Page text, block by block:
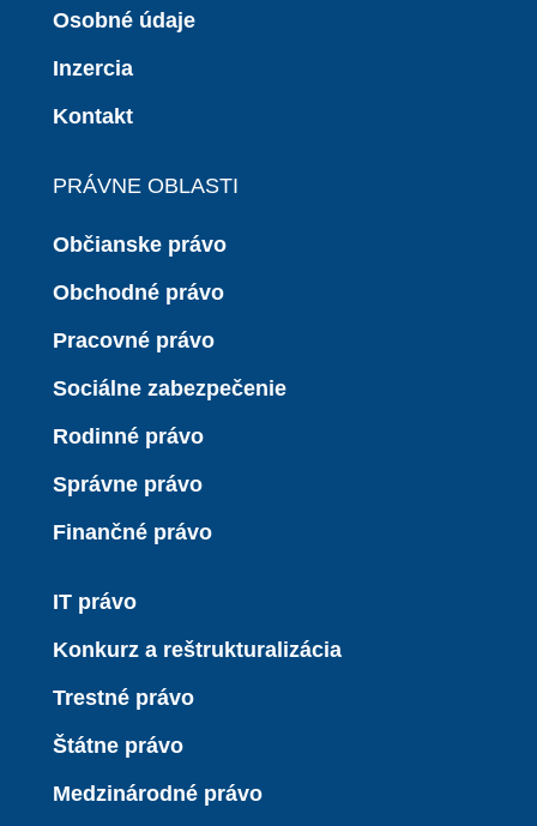
Osobné údaje
Inzercia
Kontakt
PRÁVNE OBLASTI
Občianske právo
Obchodné právo
Pracovné právo
Sociálne zabezpečenie
Rodinné právo
Správne právo
Finančné právo
IT právo
Konkurz a reštrukturalizácia
Trestné právo
Štátne právo
Medzinárodné právo